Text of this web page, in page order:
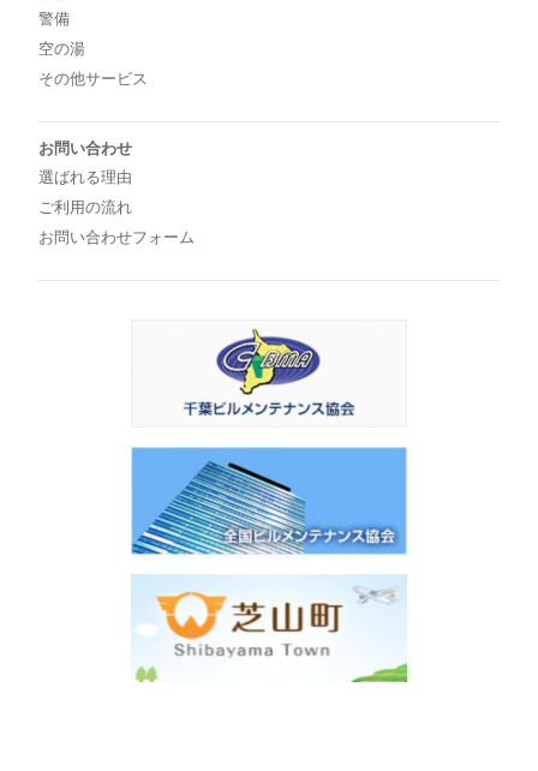
警備
空の湯
その他サービス
お問い合わせ
選ばれる理由
ご利用の流れ
お問い合わせフォーム